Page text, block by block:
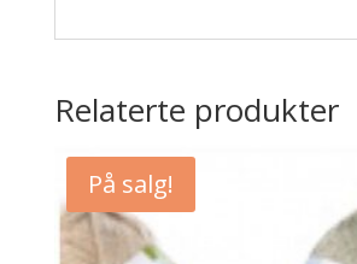
Relaterte produkter
På salg!